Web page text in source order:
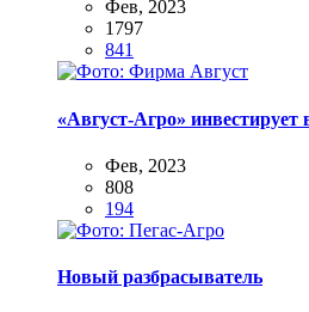
Фев, 2023
1797
841
«Август-Агро» инвестирует
Фев, 2023
808
194
Новый разбрасыватель